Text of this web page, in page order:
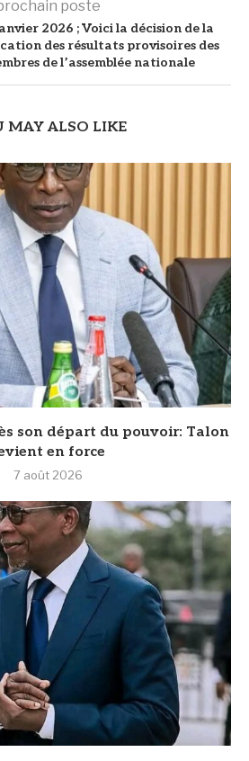
poste
2026 ; Voici la décision de la
des résultats provisoires des
de l’assemblée nationale
MAY ALSO LIKE
son départ du pouvoir: Talon
en force
7 août 2026